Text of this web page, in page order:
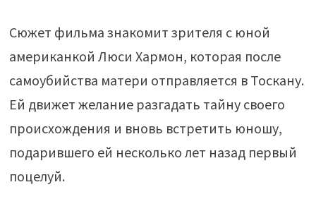
Сюжет фильма знакомит зрителя с юной
американкой Люси Хармон, которая после
самоубийства матери отправляется в Тоскану.
Ей движет желание разгадать тайну своего
происхождения и вновь встретить юношу,
подарившего ей несколько лет назад первый
поцелуй.